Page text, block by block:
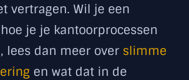
vertragen. Wil je een
je je kantoorprocessen
lees dan meer over slimme
en wat dat in de